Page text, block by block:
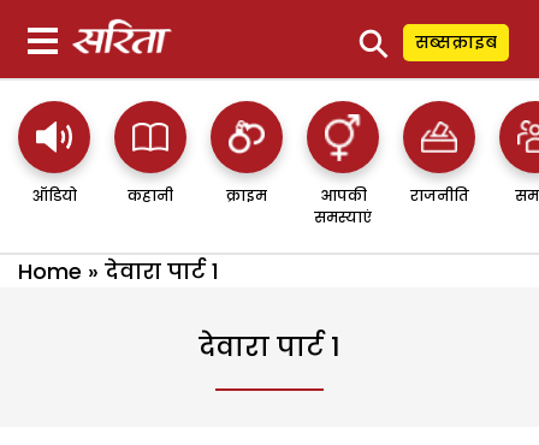
⚲ सब्सक्राइब
ऑडियो कहानी क्राइम
आपकी
समस्याएं
राजनीति
Home » देवारा पार्ट 1
देवारा पार्ट 1